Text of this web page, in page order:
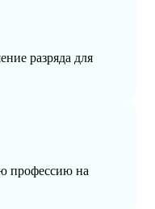
разряда для
профессию на